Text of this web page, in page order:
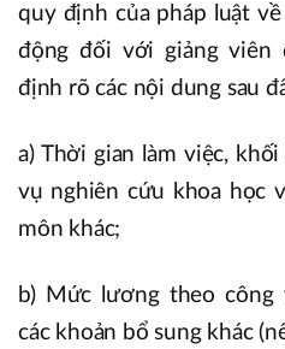
quy định của pháp luật
động đối với giảng viên
định rõ các nội dung sau
a) Thời gian làm việc,
vụ nghiên cứu khoa học
môn khác;
b) Mức lương theo công
các khoản bổ sung khác